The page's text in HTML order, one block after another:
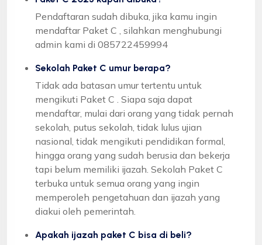
Pendaftaran sudah dibuka, jika kamu ingin
mendaftar Paket C , silahkan menghubungi
admin kami di 085722459994
Sekolah Paket C umur berapa?
Tidak ada batasan umur tertentu untuk
mengikuti Paket C . Siapa saja dapat
mendaftar, mulai dari orang yang tidak pernah
sekolah, putus sekolah, tidak lulus ujian
nasional, tidak mengikuti pendidikan formal,
hingga orang yang sudah berusia dan bekerja
tapi belum memiliki ijazah. Sekolah Paket C
terbuka untuk semua orang yang ingin
memperoleh pengetahuan dan ijazah yang
diakui oleh pemerintah.
Apakah ijazah paket C bisa di beli?